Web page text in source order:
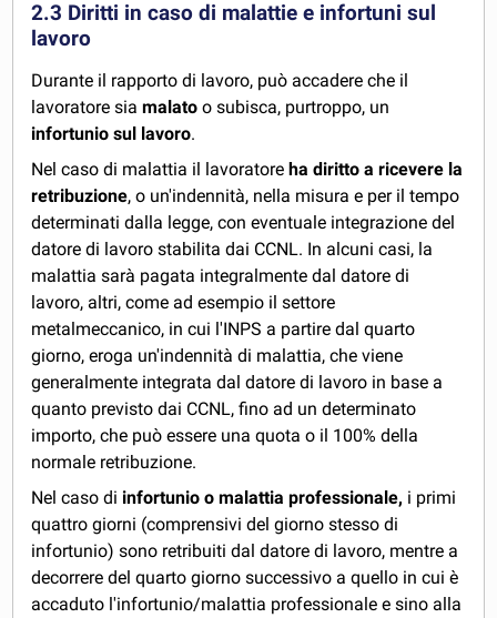
2.3 Diritti in caso di malattie e infortuni sul
lavoro
Durante il rapporto di lavoro, può accadere che il
lavoratore siamalato o subisca, purtroppo, un
infortunio sul lavoro.
Nel caso di malattia il lavoratoreha diritto a ricevere la
retribuzione, o un'indennità, nella misura e per il tempo
determinati dalla legge, con eventuale integrazione del
datore di lavoro stabilita dai CCNL. In alcuni casi, la
malattia sarà pagata integralmente dal datore di
lavoro, altri, come ad esempio il settore
metalmeccanico, in cui l'INPS a partire dal quarto
giorno, eroga un'indennità di malattia, che viene
generalmente integrata dal datore di lavoro in base a
quanto previsto dai CCNL, fino ad un determinato
importo, che può essere una quota o il 100% della
normale retribuzione.
Nel caso di infortunio o malattia professionale, i primi
quattro giorni (comprensivi del giorno stesso di
infortunio) sono retribuiti dal datore di lavoro, mentre a
decorrere del quarto giorno successivo a quello in cui è
accaduto l'infortunio/malattia professionale e sino alla